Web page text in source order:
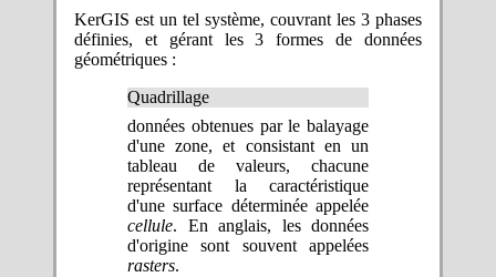
KerGIS est un tel système, couvrant les 3 phases
définies, et gérant les 3 formes de données
géométriques :
Quadrillage
données obtenues par le balayage
d'une zone, et consistant en un
tableau de valeurs, chacune
représentant la caractéristique
d'une surface déterminée appelée
cellule. En anglais, les données
d'origine sont souvent appelées
rasters.